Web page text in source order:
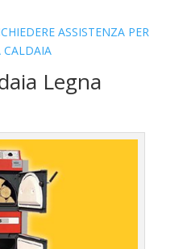
ASSISTENZA PER
CALDAIA
Legna